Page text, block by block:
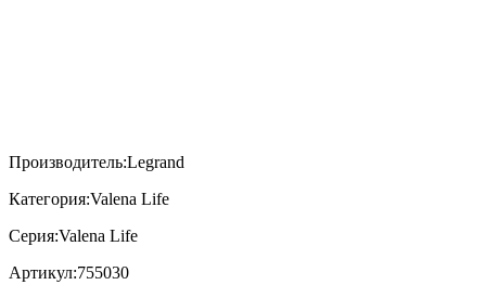
Производитель:Legrand
Категория:Valena Life
Серия:Valena Life
Артикул:755030